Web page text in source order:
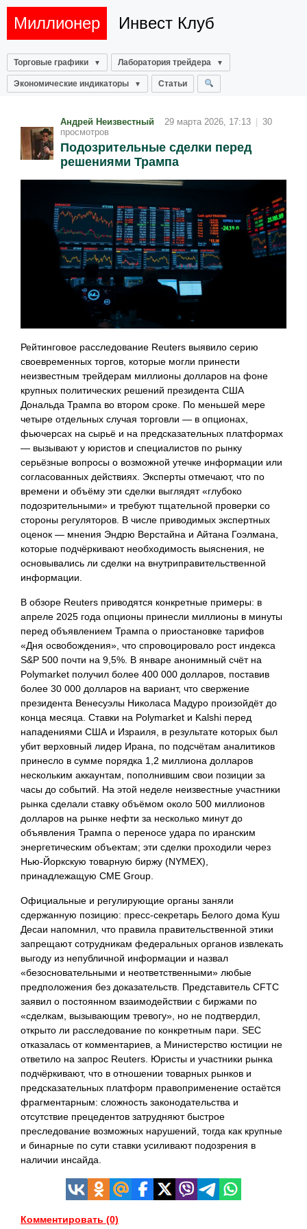
Миллионер Инвест Клуб
Торговые графики Лаборатория трейдера
Экономические индикаторы Статьи
Андрей Неизвестный 29 марта 2026, 17:13
30
просмотров
Подозрительные сделки перед
решениями Трампа
Рейтинговое расследование Reuters выявило серию
своевременных торгов, которые могли принести
неизвестным трейдерам миллионы долларов на фоне
крупных политических решений президента США
Дональда Трампа во втором сроке. По меньшей мере
четыре отдельных случая торговли — в опционах,
фьючерсах на сырьё и на предсказательных платформах
— вызывают у юристов и специалистов по рынку
серьёзные вопросы о возможной утечке информации или
согласованных действиях. Эксперты отмечают, что по
времени и объёму эти сделки выглядят «глубоко
подозрительными» и требуют тщательной проверки со
стороны регуляторов. В числе приводимых экспертных
оценок — мнения Эндрю Верстайна и Айтана Гоэлмана,
которые подчёркивают необходимость выяснения, не
основывались ли сделки на внутриправительственной
информации.
В обзоре Reuters приводятся конкретные примеры: в
апреле 2025 года опционы принесли миллионы в минуты
перед объявлением Трампа о приостановке тарифов
«Дня освобождения», что спровоцировало рост индекса
S&P 500 почти на 9,5%. В январе анонимный счёт на
Polymarket получил более 400 000 долларов, поставив
более 30 000 долларов на вариант, что свержение
президента Венесуэлы Николаса Мадуро произойдёт до
конца месяца. Ставки на Polymarket и Kalshi перед
нападениями США и Израиля, в результате которых был
убит верховный лидер Ирана, по подсчётам аналитиков
принесло в сумме порядка 1,2 миллиона долларов
нескольким аккаунтам, пополнившим свои позиции за
часы до событий. На этой неделе неизвестные участники
рынка сделали ставку объёмом около 500 миллионов
долларов на рынке нефти за несколько минут до
объявления Трампа о переносе удара по иранским
энергетическим объектам; эти сделки проходили через
Нью-Йоркскую товарную биржу (NYMEX),
принадлежащую CME Group.
Официальные и регулирующие органы заняли
сдержанную позицию: пресс‑секретарь Белого дома Куш
Десаи напомнил, что правила правительственной этики
запрещают сотрудникам федеральных органов извлекать
выгоду из непубличной информации и назвал
«безосновательными и неответственными» любые
предположения без доказательств. Представитель CFTC
заявил о постоянном взаимодействии с биржами по
«сделкам, вызывающим тревогу», но не подтвердил,
открыто ли расследование по конкретным пари. SEC
отказалась от комментариев, а Министерство юстиции не
ответило на запрос Reuters. Юристы и участники рынка
подчёркивают, что в отношении товарных рынков и
предсказательных платформ правоприменение остаётся
фрагментарным: сложность законодательства и
отсутствие прецедентов затрудняют быстрое
преследование возможных нарушений, тогда как крупные
и бинарные по сути ставки усиливают подозрения в
наличии инсайда.
Комментировать (0)